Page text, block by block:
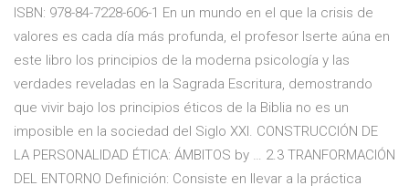
ISBN: 978-84-7228-606-1 En un mundo en el que la crisis de
valores es cada día más profunda, el profesor Iserte aúna en
este libro los principios de la moderna psicología y las
verdades reveladas en la Sagrada Escritura, demostrando
que vivir bajo los principios éticos de la Biblia no es un
imposible en la sociedad del Siglo XXI. CONSTRUCCIÓN DE
LA PERSONALIDAD ÉTICA: ÁMBITOS by … 2.3 TRANFORMACIÓN
DEL ENTORNO Definición: Consiste en llevar a la práctica